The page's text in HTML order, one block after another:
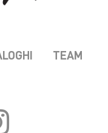
TEAM